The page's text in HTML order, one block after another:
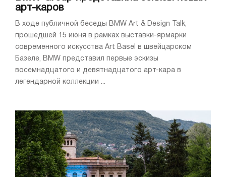
арт-каров
В ходе публичной беседы BMW Art & Design Talk,
прошедшей 15 июня в рамках выставки-ярмарки
современного искусства Art Basel в швейцарском
Базеле, BMW представил первые эскизы
восемнадцатого и девятнадцатого арт-кара в
легендарной коллекции ...